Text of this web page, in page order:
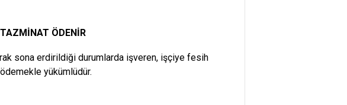
ÖDENİR
sona erdirildiği durumlarda işveren, işçiye fesih
yükümlüdür.